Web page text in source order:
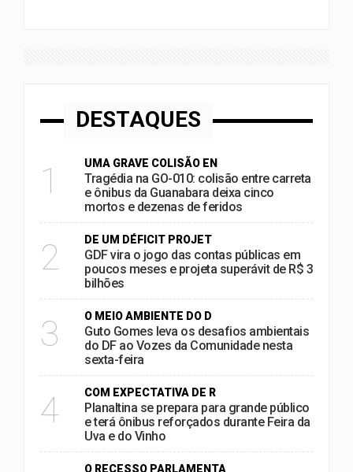
DESTAQUES
1 UMA GRAVE COLISÃO EN
Tragédia na GO-010: colisão entre carreta
e ônibus da Guanabara deixa cinco
mortos e dezenas de feridos
2 DE UM DÉFICIT PROJET
GDF vira o jogo das contas públicas em
poucos meses e projeta superávit de R$ 3
bilhões
3 O MEIO AMBIENTE DO D
Guto Gomes leva os desafios ambientais
do DF ao Vozes da Comunidade nesta
sexta-feira
4 COM EXPECTATIVA DE R
Planaltina se prepara para grande público
e terá ônibus reforçados durante Feira da
Uva e do Vinho
O RECESSO PARLAMENTA